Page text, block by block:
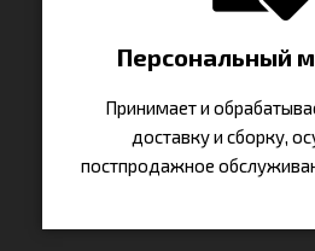
Персональный
Принимает и
доставку и сборку,
постпродажное